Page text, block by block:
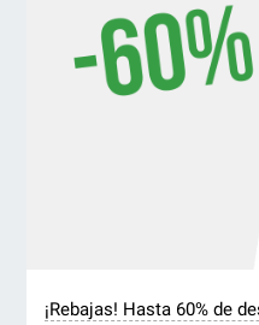
¡Rebajas! Hasta 60% de